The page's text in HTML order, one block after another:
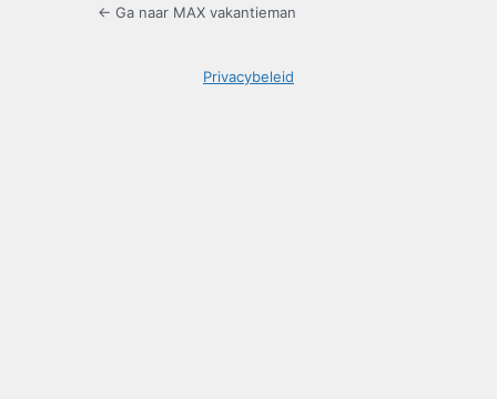
← Ga naar MAX vakantieman
Privacybeleid